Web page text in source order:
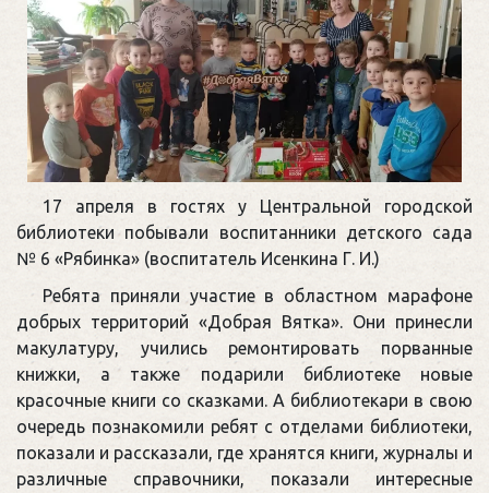
17 апреля в гостях у Центральной городской
библиотеки побывали воспитанники детского сада
№ 6 «Рябинка» (воспитатель Исенкина Г. И.)
Ребята приняли участие в областном марафоне
добрых территорий «Добрая Вятка». Они принесли
макулатуру, учились ремонтировать порванные
книжки, а также подарили библиотеке новые
красочные книги со сказками. А библиотекари в свою
очередь познакомили ребят с отделами библиотеки,
показали и рассказали, где хранятся книги, журналы и
различные справочники, показали интересные